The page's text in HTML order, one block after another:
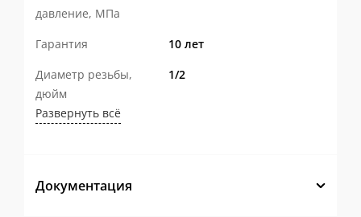
Конструкция с ремонтопригодной
горловиной
с фторопластовым
уплотнением штока, эргономичной
ручкой с возможностью опломбировки
и оптимальным количеством витков
давление, МПа
Гарантия
10 лет
Диаметр резьбы,
дюйм
1/2
Развернуть всё
Документация